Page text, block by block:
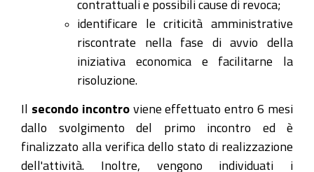
contrattuali e possibili cause di revoca;
identificare le criticità amministrative
riscontrate nella fase di avvio della
iniziativa economica e facilitarne la
risoluzione.
Il secondo incontroviene effettuato entro 6 mesi
dallo svolgimento del primo incontro ed è
finalizzato alla verifica dello stato di realizzazione
dell'attività. Inoltre, vengono individuati i